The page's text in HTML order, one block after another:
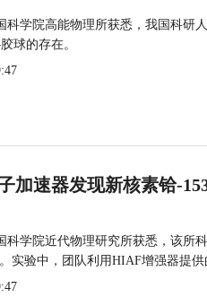
科学院高能物理所获悉，我国科研
球的存在。
加速器发现新核素铪-
科学院近代物理研究所获悉，该所
实验中，团队利用HIAF增强器提